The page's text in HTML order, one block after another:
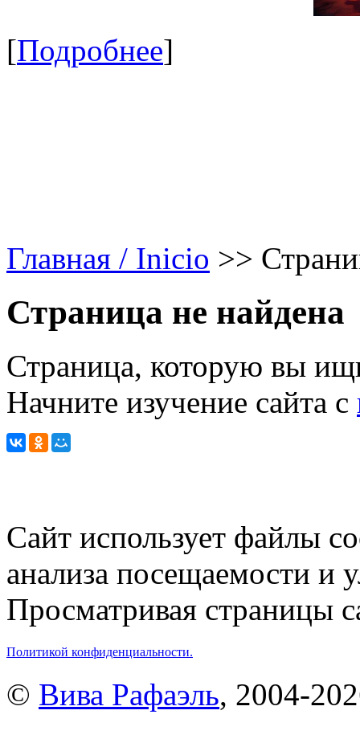
[Подробнее]
Главная / Inicio >>
Страница не найдена
Страница, которую вы
Начните изучение сайта с
Сайт использует файлы
анализа посещаемости и
Просматривая страницы
Политикой конфиденциальности.
© Вива Рафаэль, 2004-